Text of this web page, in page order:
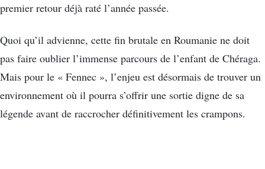
premier retour déjà raté l’année passée.
Quoi qu’il advienne, cette fin brutale en Roumanie ne doit
pas faire oublier l’immense parcours de l’enfant de Chéraga.
Mais pour le « Fennec », l’enjeu est désormais de trouver un
environnement où il pourra s’offrir une sortie digne de sa
légende avant de raccrocher définitivement les crampons.